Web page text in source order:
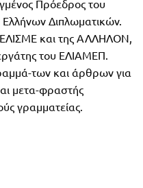
Πρόεδρος του
Διπλωματικών.
ΕΛΙΣΜΕ και της ΑΛΛΗΛΟΝ,
του ΕΛΙΑΜΕΠ.
των και άρθρων για
μετα-φραστής
γραμματείας.